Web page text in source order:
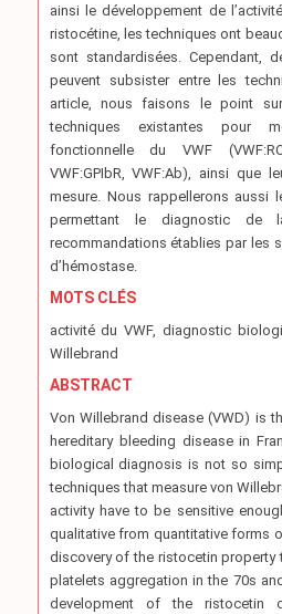
ainsi le développement de
ristocétine, les techniques ont
sont standardisées. Cependant,
peuvent subsister entre les
article, nous faisons le point
techniques existantes pour
fonctionnelle du VWF
VWF:GPIbR, VWF:Ab), ainsi que
mesure. Nous rappellerons aussi
permettant le diagnostic
recommandations établies par les
d’hémostase.
MOTS CLÉS
activité du VWF, diagnostic
Willebrand
ABSTRACT
Von Willebrand disease (VWD) is
hereditary bleeding disease in
biological diagnosis is not so
techniques that measure von
activity have to be sensitive
qualitative from quantitative forms
discovery of the ristocetin property
platelets aggregation in the 70s
development of the ristocetin